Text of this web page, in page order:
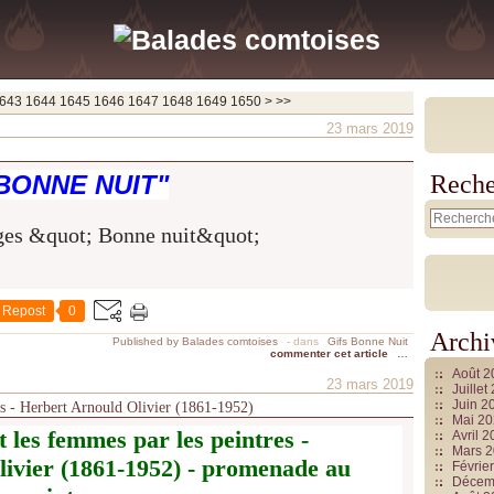
1644 1645 1646 1647 1648 1649 1650 1660
1670
1680
1690
1700
1800
1900
2000
2100
2200
2300
2400
2500
2600
2700
2800
2900
3000
3100
3200
3300
3400
3500
3600
3700
> >>
23 mars 2019
NUIT"
Repost 0
Published by Balades comtoises - dans
Gifs Bonne Nuit
commenter cet article
23 mars 2019
- Herbert Arnould Olivier (1861-1952)
femmes par les peintres -
(1861-1952) - promenade au
Août
Juillet
Juin
Mai
Avril
Mars